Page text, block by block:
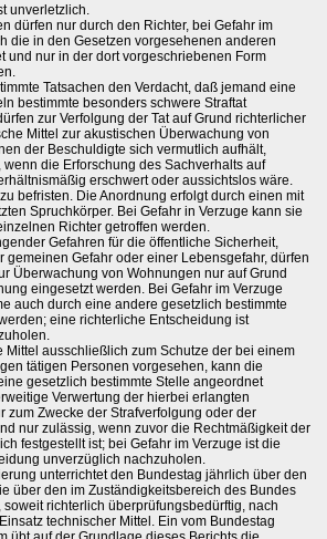
unverletzlich.
dürfen nur durch den Richter, bei Gefahr im
die in den Gesetzen vorgesehenen anderen
und nur in der dort vorgeschriebenen Form
Tatsachen den Verdacht, daß jemand eine
bestimmte besonders schwere Straftat
zur Verfolgung der Tat auf Grund richterlicher
Mittel zur akustischen Überwachung von
der Beschuldigte sich vermutlich aufhält,
die Erforschung des Sachverhalts auf
erschwert oder aussichtslos wäre.
befristen. Die Anordnung erfolgt durch einen mit
Spruchkörper. Bei Gefahr in Verzuge kann sie
Richter getroffen werden.
Gefahren für die öffentliche Sicherheit,
gemeinen Gefahr oder einer Lebensgefahr, dürfen
Überwachung von Wohnungen nur auf Grund
eingesetzt werden. Bei Gefahr im Verzuge
auch durch eine andere gesetzlich bestimmte
eine richterliche Entscheidung ist
Mittel ausschließlich zum Schutze der bei einem
tätigen Personen vorgesehen, kann die
gesetzlich bestimmte Stelle angeordnet
Verwertung der hierbei erlangten
zum Zwecke der Strafverfolgung oder der
nur zulässig, wenn zuvor die Rechtmäßigkeit der
festgestellt ist; bei Gefahr im Verzuge ist die
unverzüglich nachzuholen.
unterrichtet den Bundestag jährlich über den
über den im Zuständigkeitsbereich des Bundes
soweit richterlich überprüfungsbedürftig, nach
technischer Mittel. Ein vom Bundestag